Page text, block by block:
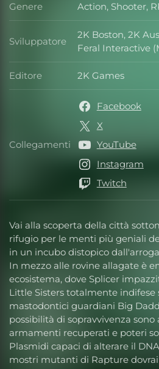
Vai alla scoperta della città
rifugio per le menti più geniali
in un incubo distopico
In mezzo alle rovine allagate è
ecosistema, dove Splicer
Little Sisters totalmente indifese
mastodontici guardiani Big
possibilità di sopravvivenza
armamenti recuperati e poteri
Plasmidi capaci di alterare il
mostri mutanti di Rapture
Genere Genere
Action, Shooter,
Sviluppatore Sviluppatore
2K Boston, 2K
Feral Interactive
Editore Editore
2K Games
Collegamenti Collegamenti
Facebook
X
YouTube
Instagram
Twitch